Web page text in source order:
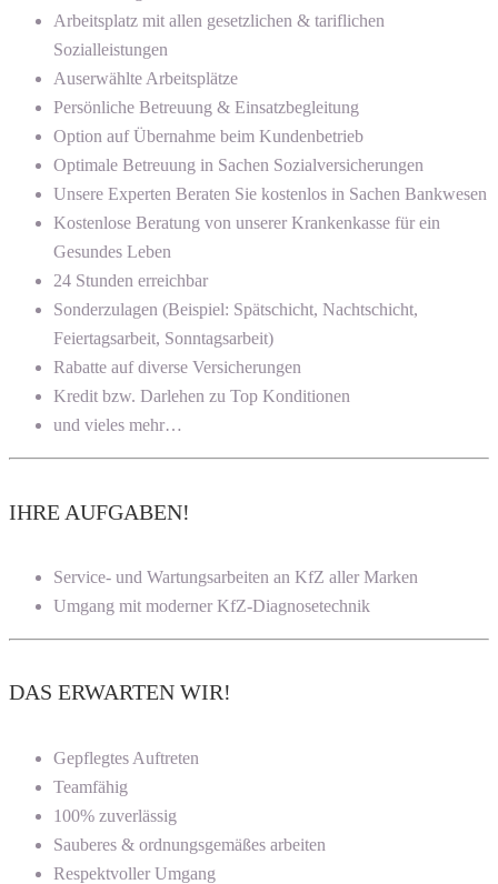
Arbeitsplatz mit allen gesetzlichen & tariflichen
Sozialleistungen
Auserwählte Arbeitsplätze
Persönliche Betreuung & Einsatzbegleitung
Option auf Übernahme beim Kundenbetrieb
Optimale Betreuung in Sachen Sozialversicherungen
Unsere Experten Beraten Sie kostenlos in Sachen Bankwesen
Kostenlose Beratung von unserer Krankenkasse für ein
Gesundes Leben
24 Stunden erreichbar
Sonderzulagen (Beispiel: Spätschicht, Nachtschicht,
Feiertagsarbeit, Sonntagsarbeit)
Rabatte auf diverse Versicherungen
Kredit bzw. Darlehen zu Top Konditionen
und vieles mehr…
IHRE AUFGABEN!
Service- und Wartungsarbeiten an KfZ aller Marken
Umgang mit moderner KfZ-Diagnosetechnik
DAS ERWARTEN WIR!
Gepflegtes Auftreten
Teamfähig
100% zuverlässig
Sauberes & ordnungsgemäßes arbeiten
Respektvoller Umgang